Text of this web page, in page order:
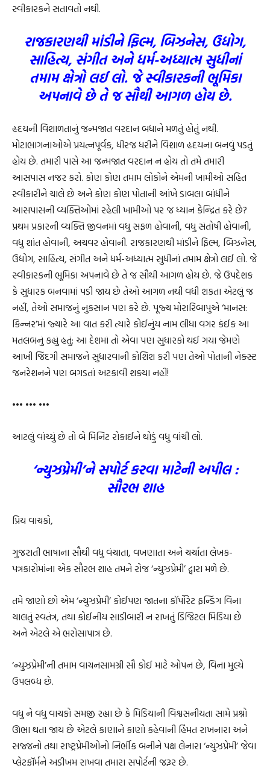
સ્વીકારકને સતાવતો નથી.
રાજકારણથી માંડીને ફિલ્મ, બિઝનેસ, ઉદ્યોગ,
સાહિત્ય, સંગીત અને ધર્મ-અધ્યાત્મ સુધીનાં
તમામ ક્ષેત્રો લઈ લો. જે સ્વીકારકની ભૂમિકા
અપનાવે છે તે જ સૌથી આગળ હોય છે.
હૃદયની વિશાળતાનું જન્મજાત વરદાન બધાને મળતું હોતું નથી.
મોટાભાગનાઓએ પ્રયત્નપૂર્વક, ધીરજ ધરીને વિશાળ હૃદયના બનવું પડતું
હોય છે. તમારી પાસે આ જન્મજાત વરદાન ન હોય તો તમે તમારી
આસપાસ નજર કરો. કોણ કોણ તમામ લોકોને એમની ખામીઓ સહિત
સ્વીકારીને ચાલે છે અને કોણ કોણ પોતાની આંખે ડાબલા બાંધીને
આસપાસની વ્યક્તિઓમાં રહેલી ખામીઓ પર જ ધ્યાન કેન્દ્રિત કરે છે?
પ્રથમ પ્રકારની વ્યક્તિ જીવનમાં વધુ સફળ હોવાની, વધુ સંતોષી હોવાની,
વધુ શાંત હોવાની, અચવર હોવાની. રાજકારણથી માંડીને ફિલ્મ, બિઝનેસ,
ઉદ્યોગ, સાહિત્ય, સંગીત અને ધર્મ-અધ્યાત્મ સુધીનાં તમામ ક્ષેત્રો લઈ લો. જે
સ્વીકારકની ભૂમિકા અપનાવે છે તે જ સૌથી આગળ હોય છે. જે ઉપદેશક
કે સુધારક બનવામાં પડી જાય છે તેઓ આગળ નથી વધી શકતા એટલું જ
નહીં, તેઓ સમાજનું નુકસાન પણ કરે છે. પૂજ્ય મોરારિબાપુએ ‘માનસ:
કિન્નર’માં જ્યારે આ વાત કરી ત્યારે કોઈનુંય નામ લીધા વગર કંઈક આ
મતલબનું કહ્યું હતું: આ દેશમાં તો એવા પણ સુધારકો થઈ ગયા જેમણે
આખી જિંદગી સમાજને સુધારવાની કોશિશ કરી પણ તેઓ પોતાની નેક્સ્ટ
જનરેશનને પણ બગડતાં અટકાવી શક્યા નહીં!
••• ••• •••
આટલું વાંચ્યું છે તો બે મિનિટ રોકાઈને થોડું વધુ વાંચી લો.
‘ન્યુઝપ્રેમી’ને સપોર્ટ કરવા માટેની અપીલ :
સૌરભ શાહ
પ્રિય વાચકો,
ગુજરાતી ભાષાના સૌથી વધુ વંચાતા, વખણાતા અને ચર્ચાતા લેખક-
પત્રકારોમાંના એક સૌરભ શાહ તમને રોજ ‘ન્યુઝપ્રેમી’ દ્વારા મળે છે.
તમે જાણો છો એમ ‘ન્યુઝપ્રેમી’ કોઈપણ જાતના કૉર્પોરેટ ફન્ડિંગ વિના
ચાલતું સ્વતંત્ર, તથા કોઈનીય સાડીબારી ન રાખતું ડિજિટલ મિડિયા છે
અને એટલે એ ભરોસાપાત્ર છે.
‘ન્યુઝપ્રેમી’ની તમામ વાચનસામગ્રી સૌ કોઈ માટે ઓપન છે, વિના મુલ્યે
ઉપલબ્ધ છે.
વધુ ને વધુ વાચકો સમજી રહ્યા છે કે મિડિયાની વિશ્વસનીયતા સામે પ્રશ્નો
ઊભા થતા જાય છે એટલે કાણાને કાણો કહેવાની હિંમત રાખનારા અને
સજ્જનો તથા રાષ્ટ્રપ્રેમીઓનો નિર્ભીક બનીને પક્ષ લેનારા ‘ન્યુઝપ્રેમી’ જેવા
પ્લેટફૉર્મને અડીખમ રાખવા તમારા સપોર્ટની જરૂર છે.